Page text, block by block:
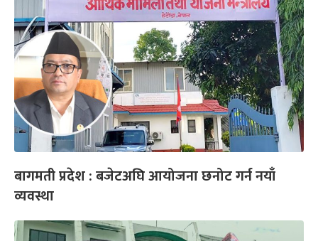
बागमती प्रदेश : बजेटअघि आयोजना छनोट गर्न नयाँ
व्यवस्था